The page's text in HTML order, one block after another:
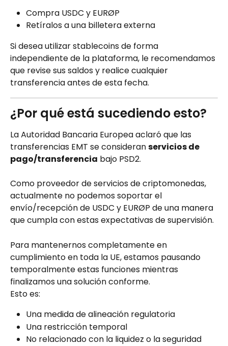
Compra USDC y EURØP
Retíralos a una billetera externa
Si desea utilizar stablecoins de forma
independiente de la plataforma, le recomendamos
que revise sus saldos y realice cualquier
transferencia antes de esta fecha.
¿Por qué está sucediendo esto?
La Autoridad Bancaria Europea aclaró que las
transferencias EMT se consideran servicios de
pago/transferencia bajo PSD2.
Como proveedor de servicios de criptomonedas,
actualmente no podemos soportar el
envío/recepción de USDC y EURØP de una manera
que cumpla con estas expectativas de supervisión.
Para mantenernos completamente en
cumplimiento en toda la UE, estamos pausando
temporalmente estas funciones mientras
finalizamos una solución conforme.
Esto es:
Una medida de alineación regulatoria
Una restricción temporal
No relacionado con la liquidez o la seguridad